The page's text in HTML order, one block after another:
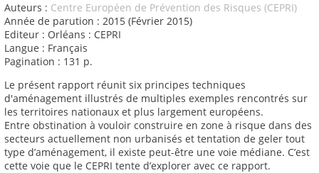
Auteurs : Centre Européen de Prévention des Risques (CEPRI)
Année de parution : 2015 (Février 2015)
Editeur : Orléans : CEPRI
Langue : Français
Pagination : 131 p.
Le présent rapport réunit six principes techniques
d'aménagement illustrés de multiples exemples rencontrés sur
les territoires nationaux et plus largement européens.
Entre obstination à vouloir construire en zone à risque dans des
secteurs actuellement non urbanisés et tentation de geler tout
type d’aménagement, il existe peut-être une voie médiane. C’est
cette voie que le CEPRI tente d’explorer avec ce rapport.